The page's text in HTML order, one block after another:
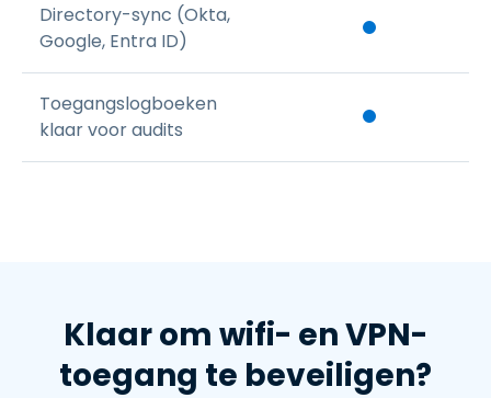
Directory-sync (Okta,
Google, Entra ID)
Toegangslogboeken
klaar voor audits
Klaar om wifi- en VPN-
toegang te beveiligen?